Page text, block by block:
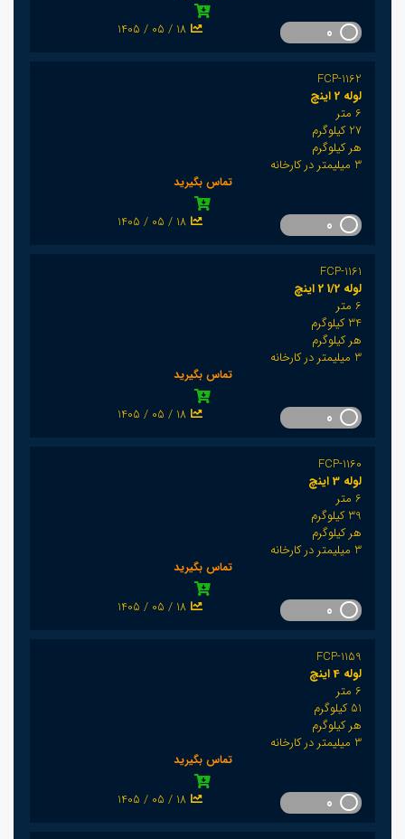
1405 / 05 / 18
FCP-1162
لوله 2 اینچ
6 متر
27 کیلوگرم
هر کیلوگرم
3 میلیمتر در کارخانه
تماس بگیرید
1405 / 05 / 18
FCP-1161
لوله 1/2 2 اینچ
6 متر
34 کیلوگرم
هر کیلوگرم
3 میلیمتر در کارخانه
تماس بگیرید
1405 / 05 / 18
FCP-1160
لوله 3 اینچ
6 متر
39 کیلوگرم
هر کیلوگرم
3 میلیمتر در کارخانه
تماس بگیرید
1405 / 05 / 18
FCP-1159
لوله 4 اینچ
6 متر
51 کیلوگرم
هر کیلوگرم
3 میلیمتر در کارخانه
تماس بگیرید
1405 / 05 / 18